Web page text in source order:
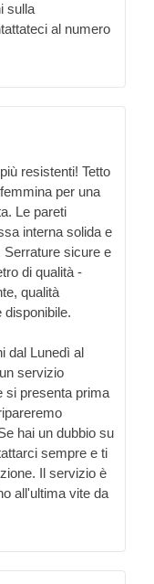
sulla
al numero
resistenti! Tetto
per una
Le pareti
interna solida e
Serrature sicure e
di qualità -
qualità
dal Lunedì al
servizio
si presenta prima
hai un dubbio su
sempre e ti
Il servizio è
all'ultima vite da